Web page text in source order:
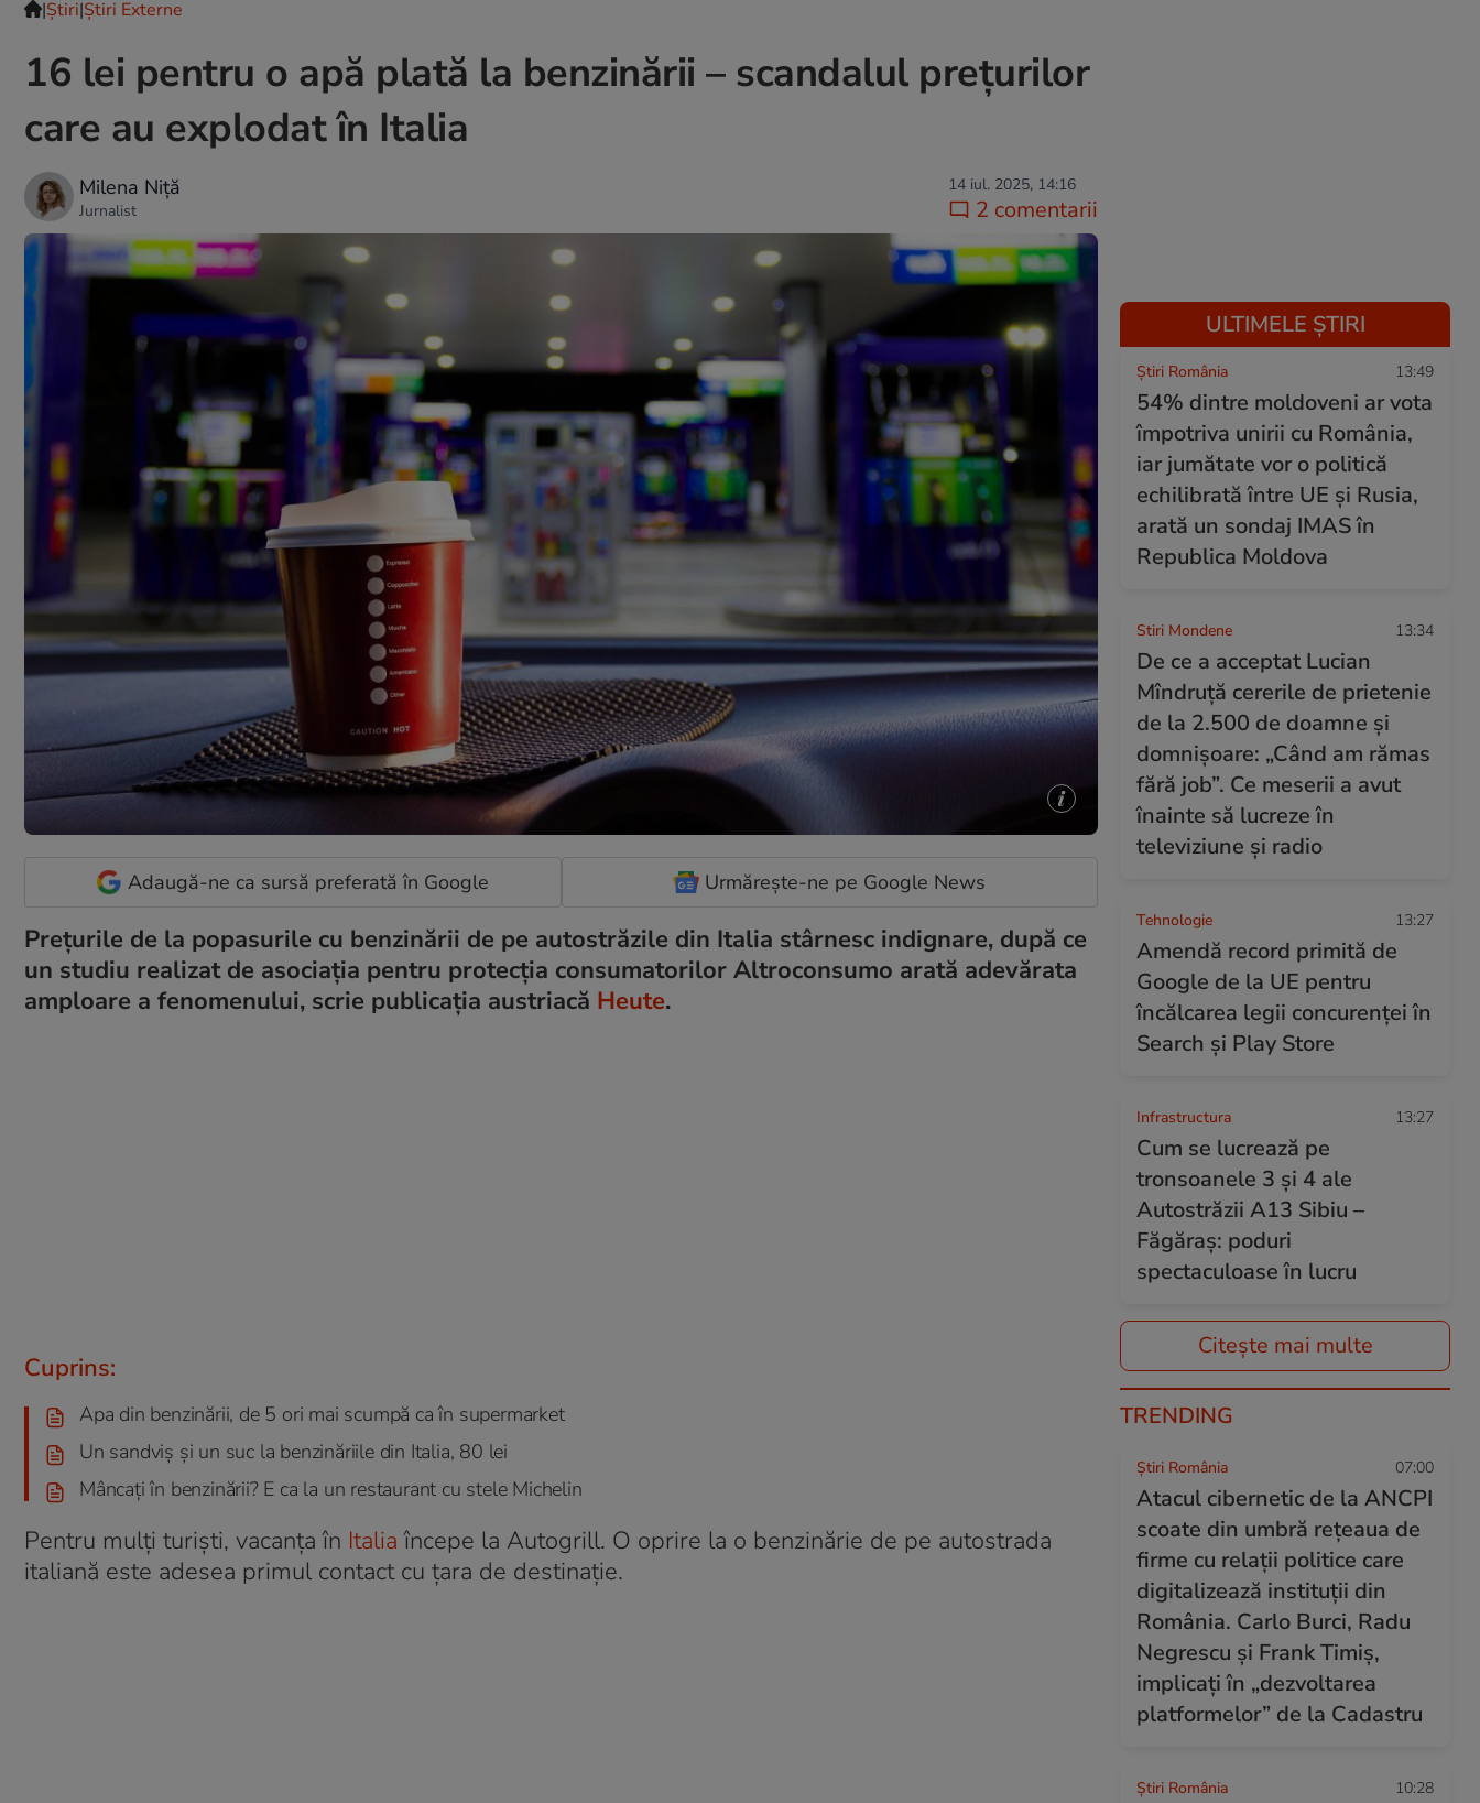
|Ştiri|Știri Externe
16 lei pentru o apă plată la benzinării – scandalul prețurilor
care au explodat în Italia
Milena Niță
Jurnalist
14 iul. 2025, 14:16
2 comentarii
Adaugă-ne ca sursă preferată în Google Urmărește-ne pe Google News
Prețurile de la popasurile cu benzinării de pe autostrăzile din Italia stârnesc indignare, după ce
un studiu realizat de asociația pentru protecția consumatorilor Altroconsumo arată adevărata
amploare a fenomenului, scrie publicația austriacă Heute.
Cuprins:
Apa din benzinării, de 5 ori mai scumpă ca în supermarket
Un sandviș și un suc la benzinăriile din Italia, 80 lei
Mâncați în benzinării? E ca la un restaurant cu stele Michelin
Pentru mulți turiști, vacanța în Italia începe la Autogrill. O oprire la o benzinărie de pe autostrada
italiană este adesea primul contact cu țara de destinație.
ULTIMELE ȘTIRI
Știri România 13:49
54% dintre moldoveni ar vota
împotriva unirii cu România,
iar jumătate vor o politică
echilibrată între UE și Rusia,
arată un sondaj IMAS în
Republica Moldova
Stiri Mondene 13:34
De ce a acceptat Lucian
Mîndruță cererile de prietenie
de la 2.500 de doamne și
domnișoare: „Când am rămas
fără job”. Ce meserii a avut
înainte să lucreze în
televiziune și radio
Tehnologie 13:27
Amendă record primită de
Google de la UE pentru
încălcarea legii concurenței în
Search și Play Store
Infrastructura 13:27
Cum se lucrează pe
tronsoanele 3 și 4 ale
Autostrăzii A13 Sibiu –
Făgăraș: poduri
spectaculoase în lucru
Citește mai multe
TRENDING
Știri România 07:00
Atacul cibernetic de la ANCPI
scoate din umbră rețeaua de
firme cu relații politice care
digitalizează instituții din
România. Carlo Burci, Radu
Negrescu și Frank Timiș,
implicați în „dezvoltarea
platformelor” de la Cadastru
Știri România 10:28